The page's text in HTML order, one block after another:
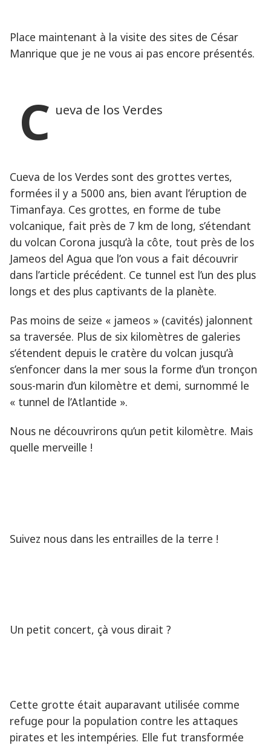
Place maintenant à la visite des sites de César
Manrique que je ne vous ai pas encore présentés.
C ueva de los Verdes
Cueva de los Verdes sont des grottes vertes,
formées il y a 5000 ans, bien avant l’éruption de
Timanfaya. Ces grottes, en forme de tube
volcanique, fait près de 7 km de long, s’étendant
du volcan Corona jusqu’à la côte, tout près de los
Jameos del Agua que l’on vous a fait découvrir
dans l’article précédent. Ce tunnel est l’un des plus
longs et des plus captivants de la planète.
Pas moins de seize « jameos » (cavités) jalonnent
sa traversée. Plus de six kilomètres de galeries
s’étendent depuis le cratère du volcan jusqu’à
s’enfoncer dans la mer sous la forme d’un tronçon
sous-marin d’un kilomètre et demi, surnommé le
« tunnel de l’Atlantide ».
Nous ne découvrirons qu’un petit kilomètre. Mais
quelle merveille !
Suivez nous dans les entrailles de la terre !
Un petit concert, çà vous dirait ?
Cette grotte était auparavant utilisée comme
refuge pour la population contre les attaques
pirates et les intempéries. Elle fut transformée